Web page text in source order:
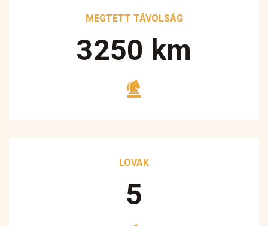
MEGTETT TÁVOLSÁG
3250 km
LOVAK
5